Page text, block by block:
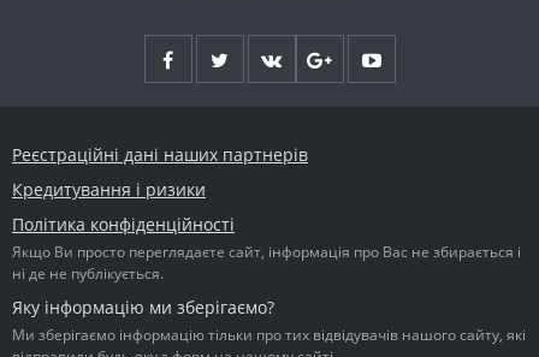
Реєстраційні дані наших партнерів
Кредитування і ризики
Політика конфіденційності
Якщо Ви просто переглядаєте сайт, інформація про Вас не збирається і
ні де не публікується.
Яку інформацію ми зберігаємо?
Ми зберігаємо інформацію тільки про тих відвідувачів нашого сайту, які